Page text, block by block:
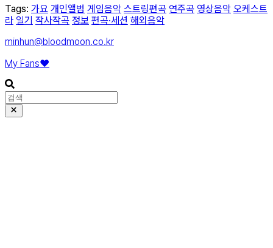
Tags: 가요 개인앨범 게임음악 스트링편곡 연주곡 영상음악 오케스트
라 일기 작사작곡 정보 편곡·세션 해외음악
minhun@bloodmoon.co.kr
My Fans❤️